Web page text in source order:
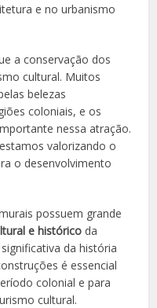
e no urbanismo
a conservação dos
cultural. Muitos
belezas
coloniais, e os
nessa atração.
valorizando o
o desenvolvimento
possuem grande
e histórico da
da história
é essencial
colonial e para
cultural.